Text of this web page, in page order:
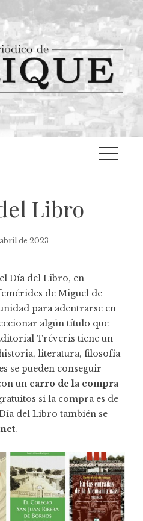
Libro
de 2023
Día del Libro, en
de Miguel de
para adentrarse en
algún título que
Tréveris tiene un
literatura, filosofía
se pueden conseguir
un carro de la compra
si la compra es de
del Libro también se
.